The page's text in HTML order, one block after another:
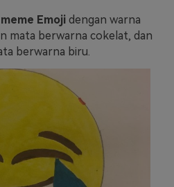
Emoji dengan warna
mata berwarna cokelat, dan
berwarna biru.